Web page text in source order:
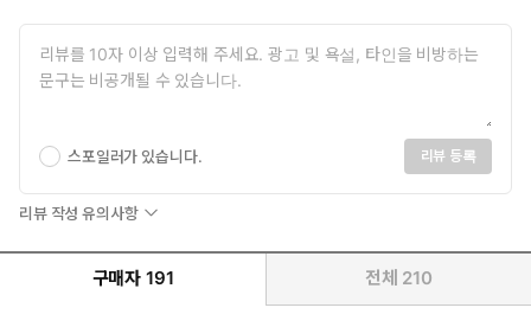
스포일러가 있습니다. 리뷰 등록
리뷰 작성 유의사항
구매자 191 전체 210